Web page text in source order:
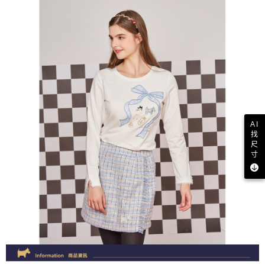
AI
找
尺
寸